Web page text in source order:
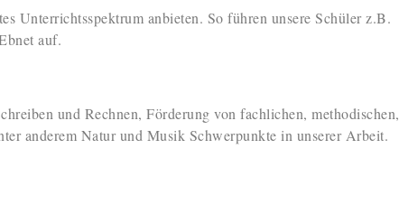
Unterrichtsspektrum anbieten. So führen unsere Schüler z.B.
auf.
und Rechnen, Förderung von fachlichen, methodischen,
anderem Natur und Musik Schwerpunkte in unserer Arbeit.